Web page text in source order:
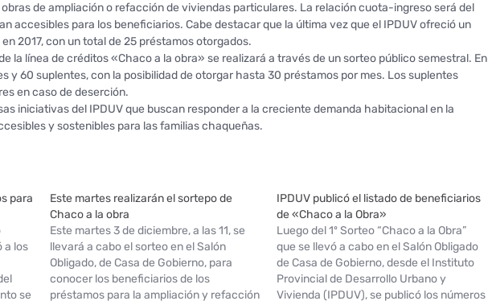
de ampliación o refacción de viviendas particulares. La relación cuota-ingreso será del
accesibles para los beneficiarios. Cabe destacar que la última vez que el IPDUV ofreció un
2017, con un total de 25 préstamos otorgados.
la línea de créditos «Chaco a la obra» se realizará a través de un sorteo público semestral. En
y 60 suplentes, con la posibilidad de otorgar hasta 30 préstamos por mes. Los suplentes
en caso de deserción.
iniciativas del IPDUV que buscan responder a la creciente demanda habitacional en la
y sostenibles para las familias chaqueñas.
para
a los
se
Este martes realizarán el sortepo de
Chaco a la obra
Este martes 3 de diciembre, a las 11, se
llevará a cabo el sorteo en el Salón
Obligado, de Casa de Gobierno, para
conocer los beneficiarios de los
préstamos para la ampliación y refacción
IPDUV publicó el listado de beneficiarios
de «Chaco a la Obra»
Luego del 1º Sorteo “Chaco a la Obra”
que se llevó a cabo en el Salón Obligado
de Casa de Gobierno, desde el Instituto
Provincial de Desarrollo Urbano y
Vivienda (IPDUV), se publicó los números